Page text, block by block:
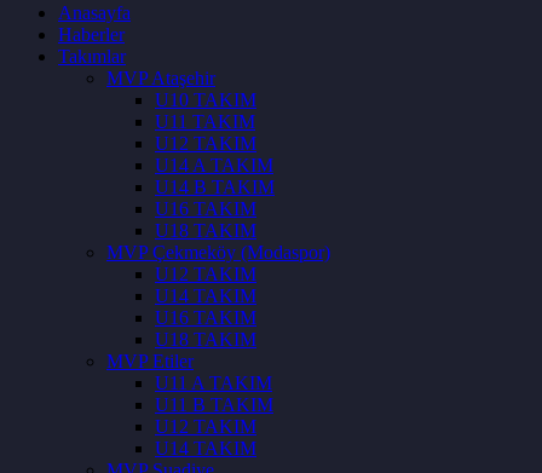
Anasayfa
Haberler
Takımlar
MVP Ataşehir
U10 TAKIM
U11 TAKIM
U12 TAKIM
U14 A TAKIM
U14 B TAKIM
U16 TAKIM
U18 TAKIM
MVP Çekmeköy (Modaspor)
U12 TAKIM
U14 TAKIM
U16 TAKIM
U18 TAKIM
MVP Etiler
U11 A TAKIM
U11 B TAKIM
U12 TAKIM
U14 TAKIM